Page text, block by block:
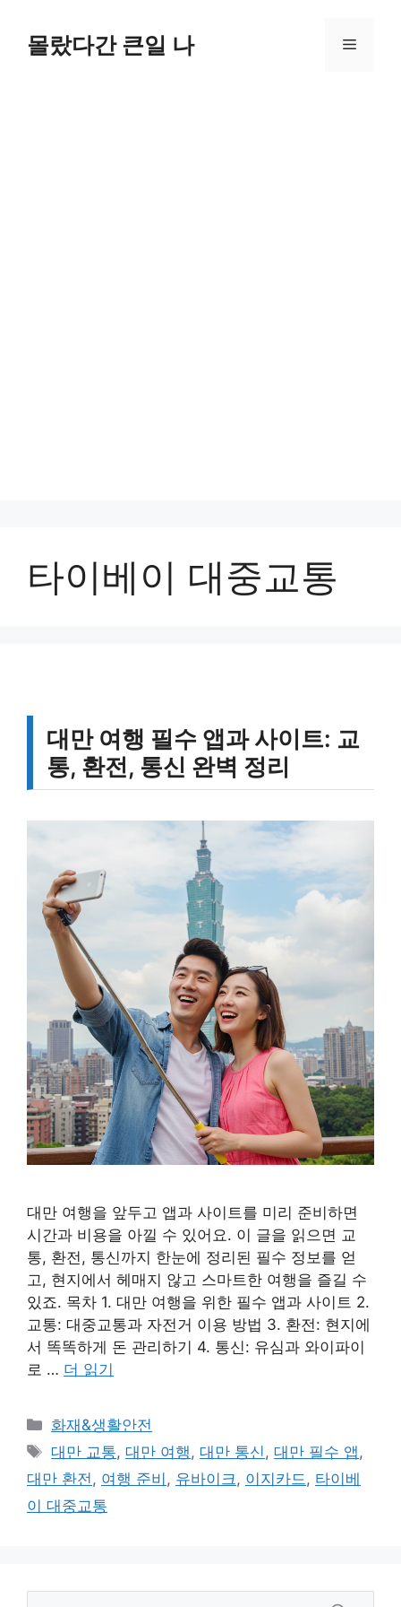
몰랐다간 큰일 나 메
타이베이 대중교통
대만 여행 필수 앱과 사이트: 교
통, 환전, 통신 완벽 정리
대만 여행을 앞두고 앱과 사이트를 미리 준비하면
시간과 비용을 아낄 수 있어요. 이 글을 읽으면 교
통, 환전, 통신까지 한눈에 정리된 필수 정보를 얻
고, 현지에서 헤매지 않고 스마트한 여행을 즐길 수
있죠. 목차 1. 대만 여행을 위한 필수 앱과 사이트 2.
교통: 대중교통과 자전거 이용 방법 3. 환전: 현지에
서 똑똑하게 돈 관리하기 4. 통신: 유심과 와이파이
로 … 더 읽기
카
테
고
리
화재&생활안전
태
그
대만 교통,대만 여행 ,대만 통신 ,대만 필수 앱 ,
대만 환전 , 여행 준비 , 유바이크 , 이지카드 , 타이베
이 대중교통